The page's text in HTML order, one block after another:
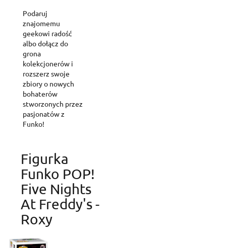
Create wishlist
Sign in
Podaruj
znajomemu
geekowi radość
albo dołącz do
grona
kolekcjonerów i
rozszerz swoje
zbiory o nowych
bohaterów
stworzonych przez
pasjonatów z
Funko!
Figurka
Funko POP!
Five Nights
At Freddy's -
Roxy